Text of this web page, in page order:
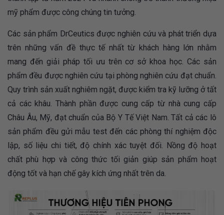
mỹ phẩm được công chúng tin tưởng.
Các sản phẩm DrCeutics được nghiên cứu và phát triển dựa
trên những vấn đề thực tế nhất từ khách hàng lớn nhằm
mang đến giải pháp tối ưu trên cơ sở khoa học. Các sản
phẩm đều được nghiên cứu tại phòng nghiên cứu đạt chuẩn.
Quy trình sản xuất nghiêm ngặt, được kiểm tra kỹ lưỡng ở tất
cả các khâu. Thành phần được cung cấp từ nhà cung cấp
Châu Âu, Mỹ, đạt chuẩn của Bộ Y Tế Việt Nam. Tất cả các lô
sản phẩm đều gửi mẫu test đến các phòng thí nghiệm độc
lập, số liệu chi tiết, độ chính xác tuyệt đối. Nồng độ hoạt
chất phù hợp và công thức tối giản giúp sản phẩm hoạt
động tốt và hạn chế gây kích ứng nhất trên da.